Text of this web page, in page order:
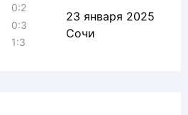
0:2
0:3
1:3
23 января 2025
Сочи